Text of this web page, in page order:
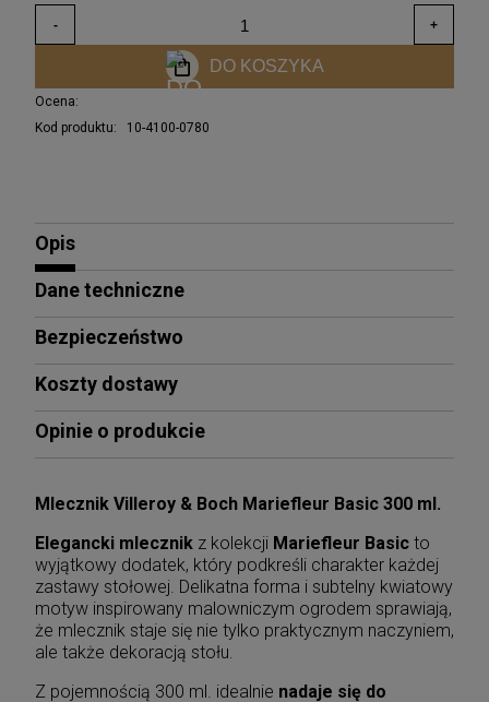
DO KOSZYKA
Ocena:
Kod produktu:
10-4100-0780
Opis
Dane techniczne
Bezpieczeństwo
Koszty dostawy
Opinie o produkcie
Mlecznik Villeroy & Boch Mariefleur Basic 300 ml.
Elegancki mlecznik z kolekcji Mariefleur Basic to
wyjątkowy dodatek, który podkreśli charakter każdej
zastawy stołowej. Delikatna forma i subtelny kwiatowy
motyw inspirowany malowniczym ogrodem sprawiają,
że mlecznik staje się nie tylko praktycznym naczyniem,
ale także dekoracją stołu.
Z pojemnością 300 ml. idealnie nadaje się do